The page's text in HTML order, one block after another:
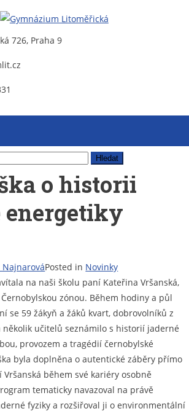
Gymnázium Litoměřická
Gymnázium, Praha 9, Litoměřická 726
726, Praha 9
o historii
energetiky
NajnarováPosted in Novinky
na naši školu paní Kateřina Vršanská,
zónou. Během hodiny a půl
se 59 žákyň a žáků kvart, dobrovolníků z
několik učitelů seznámilo s historií jaderné
provozem a tragédií černobylské
byla doplněna o autentické záběry přímo
během své kariéry osobně
tematicky navazoval na právě
fyziky a rozšiřoval ji o environmentální